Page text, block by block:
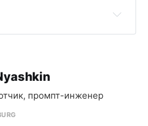
промпт-инженер